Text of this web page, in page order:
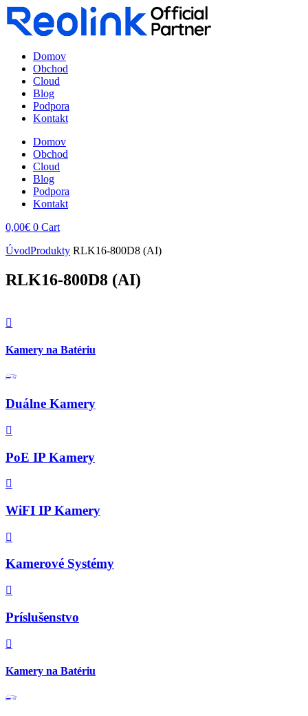
Domov
Obchod
Cloud
Blog
Podpora
Kontakt
Domov
Obchod
Cloud
Blog
Podpora
Kontakt
0,00€ 0 Cart
ÚvodProdukty RLK16-800D8 (AI)
RLK16-800D8 (AI)
Kamery na Batériu
Duálne Kamery
PoE IP Kamery
WiFI IP Kamery
Kamerové Systémy
Príslušenstvo
Kamery na Batériu